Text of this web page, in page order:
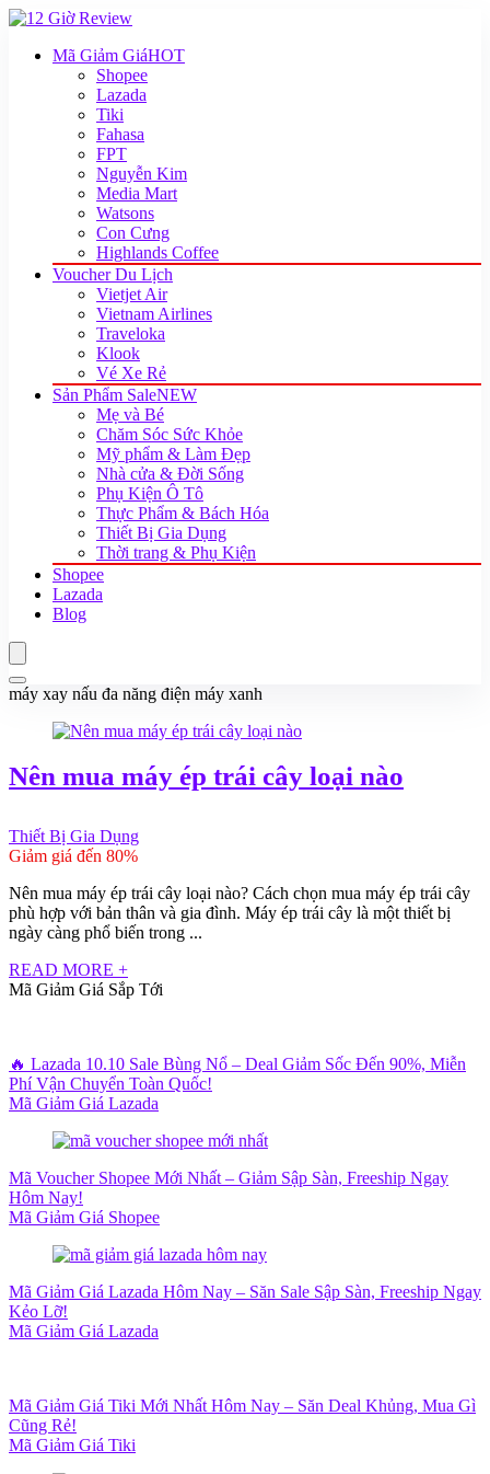
Mã Giảm GiáHOT
Shopee
Lazada
Tiki
Fahasa
FPT
Nguyễn Kim
Media Mart
Watsons
Con Cưng
Highlands Coffee
Voucher Du Lịch
Vietjet Air
Vietnam Airlines
Traveloka
Klook
Vé Xe Rẻ
Sản Phẩm SaleNEW
Mẹ và Bé
Chăm Sóc Sức Khỏe
Mỹ phẩm & Làm Đẹp
Nhà cửa & Đời Sống
Phụ Kiện Ô Tô
Thực Phẩm & Bách Hóa
Thiết Bị Gia Dụng
Thời trang & Phụ Kiện
Shopee
Lazada
Blog
máy xay nấu đa năng điện máy xanh
Nên mua máy ép trái cây loại nào
Thiết Bị Gia Dụng
Giảm giá đến 80%
Nên mua máy ép trái cây loại nào? Cách chọn mua máy ép trái cây
phù hợp với bản thân và gia đình. Máy ép trái cây là một thiết bị
ngày càng phổ biến trong ...
READ MORE +
Mã Giảm Giá Sắp Tới
🔥 Lazada 10.10 Sale Bùng Nổ – Deal Giảm Sốc Đến 90%, Miễn
Phí Vận Chuyển Toàn Quốc!
Mã Giảm Giá Lazada
Mã Voucher Shopee Mới Nhất – Giảm Sập Sàn, Freeship Ngay
Hôm Nay!
Mã Giảm Giá Shopee
Mã Giảm Giá Lazada Hôm Nay – Săn Sale Sập Sàn, Freeship Ngay
Kẻo Lỡ!
Mã Giảm Giá Lazada
Mã Giảm Giá Tiki Mới Nhất Hôm Nay – Săn Deal Khủng, Mua Gì
Cũng Rẻ!
Mã Giảm Giá Tiki